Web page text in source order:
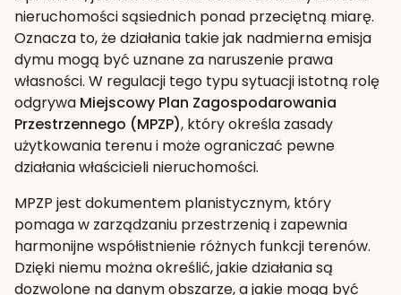
nieruchomości sąsiednich ponad przeciętną miarę.
Oznacza to, że działania takie jak nadmierna emisja
dymu mogą być uznane za naruszenie prawa
własności. W regulacji tego typu sytuacji istotną rolę
odgrywa Miejscowy Plan Zagospodarowania
Przestrzennego (MPZP), który określa zasady
użytkowania terenu i może ograniczać pewne
działania właścicieli nieruchomości.
MPZP jest dokumentem planistycznym, który
pomaga w zarządzaniu przestrzenią i zapewnia
harmonijne współistnienie różnych funkcji terenów.
Dzięki niemu można określić, jakie działania są
dozwolone na danym obszarze, a jakie mogą być